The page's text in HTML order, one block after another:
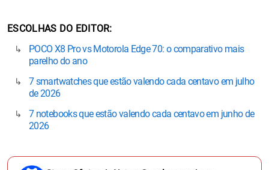
ESCOLHAS DO EDITOR
POCO X8 Pro vs Motorola Edge 70: o comparativo mais
parelho do ano
7 smartwatches que estão valendo cada centavo em julho
de 2026
7 notebooks que estão valendo cada centavo em junho de
2026